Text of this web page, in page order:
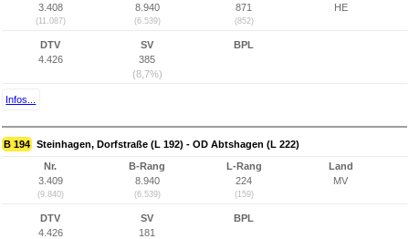
3.408
(11.087)
8.940
(6.539)
871
(852)
HE
DTV
4.426
SV
385
(8,7%)
BPL
Infos...
B 194 Steinhagen, Dorfstraße (L 192) - OD Abtshagen (L 222)
Nr.
3.409
(9.840)
B-Rang
8.940
(6.539)
L-Rang
224
(159)
Land
MV
DTV
4.426
SV
181
BPL